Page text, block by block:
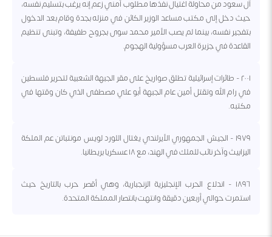
آل سعود من محاولة اغتيال نفذها مطلوب أمني زعم إنه يرغب بتسليم نفسه،
حيث دخل إلى مكتب مساعد الوزير الكائن في منزله بجدة وقام بعد الدخول
بتفجير نفسه، بينما لم يصب الأمير محمد سوى بجروح طفيفة، وتبنى تنظيم
القاعدة في جزيرة العرب مسؤولية الهجوم.
٢٠٠١ - طائرات إسرائيلية تطلق صواريخ على مقر الجبهة الشعبية لتحرير فلسطين
في رام الله وتقتل أمين عام الجبهة أبو علي مصطفى الذي كان وقتها في
مكتبه.
١٩٧٩ - الجيش الجمهوري الأيرلندي يغتال اللورد لويس مونتباتن عم الملكة
اليزابيث وآخر نائب للملك في الهند، مع ١٨ عسكريا بريطانيا.
١٨٩٦ - اندلاع الحرب الإنجليزية الزنجبارية، وهي أقصر حرب بالتاريخ حيث
استمرت حوالي أربعين دقيقة وانتهت بانتصار المملكة المتحدة.